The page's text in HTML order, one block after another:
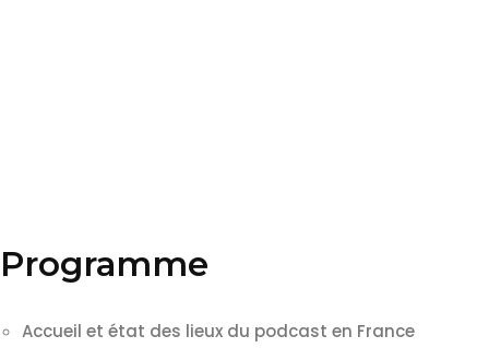
Programme
Accueil et état des lieux du podcast en France